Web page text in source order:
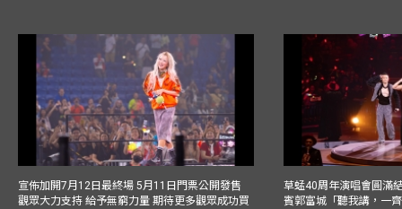
宣佈加開7月12日最終場 5月11日門票公開發售
觀眾大力支持 給予無窮力量 期待更多觀眾成功買
草蜢40周年演唱會圓滿
賓郭富城「聽我講，一